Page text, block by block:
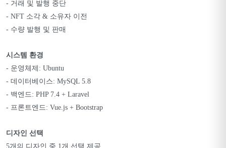
- 거래 및 발행 중단
- NFT 소각 & 소유자 이전
- 수량 발행 및 판매
시스템 환경
- 운영체제: Ubuntu
- 데이터베이스: MySQL 5.8
- 백엔드: PHP 7.4 + Laravel
- 프론트엔드: Vue.js + Bootstrap
디자인 선택
5개의 디자인 중 1개 선택 제공